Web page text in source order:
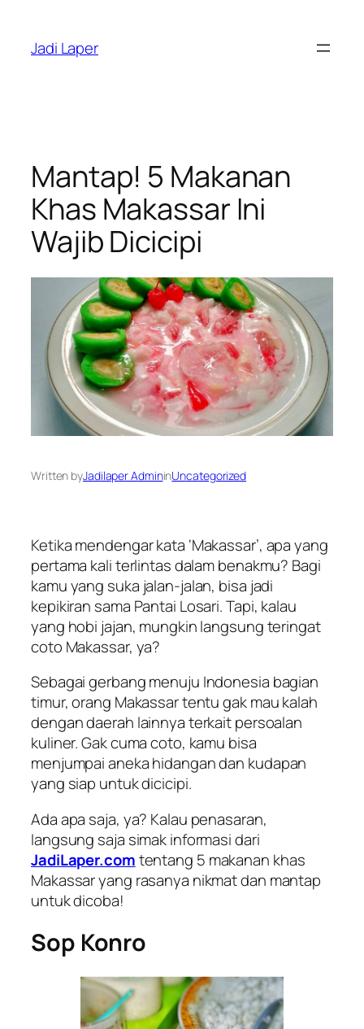
content
Jadi Laper
Mantap! 5 Makanan
Khas Makassar Ini
Wajib Dicicipi
Written byJadilaper AdmininUncategorized
Ketika mendengar kata ‘Makassar’, apa yang
pertama kali terlintas dalam benakmu? Bagi
kamu yang suka jalan-jalan, bisa jadi
kepikiran sama Pantai Losari. Tapi, kalau
yang hobi jajan, mungkin langsung teringat
coto Makassar, ya?
Sebagai gerbang menuju Indonesia bagian
timur, orang Makassar tentu gak mau kalah
dengan daerah lainnya terkait persoalan
kuliner. Gak cuma coto, kamu bisa
menjumpai aneka hidangan dan kudapan
yang siap untuk dicicipi.
Ada apa saja, ya? Kalau penasaran,
langsung saja simak informasi dari
JadiLaper.comtentang 5 makanan khas
Makassar yang rasanya nikmat dan mantap
untuk dicoba!
Sop Konro